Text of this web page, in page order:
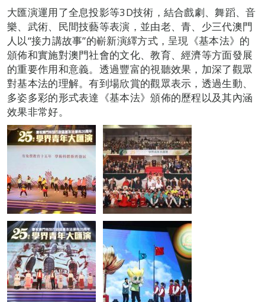
大匯演運用了全息投影等3D技術，結合戲劇、舞蹈、音
樂、武術、民間技藝等表演，並由老、青、少三代澳門
人以“接力講故事”的嶄新演繹方式，呈現《基本法》的
頒佈和實施對澳門社會的文化、教育、經濟等方面發展
的重要作用和意義。透過豐富的視聽效果，加深了觀眾
對基本法的理解。有到場欣賞的觀眾表示，透過生動、
多姿多彩的形式表達《基本法》頒佈的歷程以及其內涵
效果非常好。